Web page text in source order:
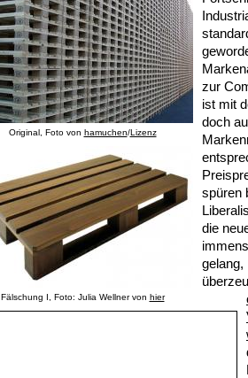
Original, Foto von hamuchen/Lizenz
Fälschung I, Foto: Julia Wellner von hier
zur
ist mit
doch
spüren
die
gelang,